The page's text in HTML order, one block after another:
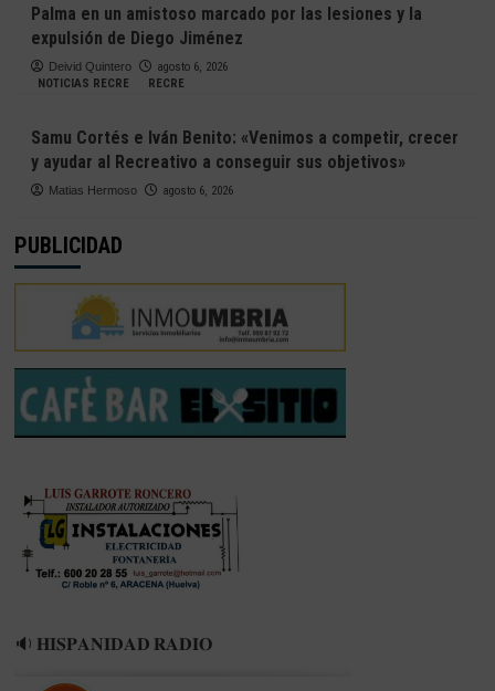
Palma en un amistoso marcado por las lesiones y la
expulsión de Diego Jiménez
Deivid Quintero
agosto 6, 2026
NOTICIAS RECRE
RECRE
Samu Cortés e Iván Benito: «Venimos a competir, crecer
y ayudar al Recreativo a conseguir sus objetivos»
Matias Hermoso agosto 6, 2026
PUBLICIDAD
🔉 𝐇𝐈𝐒𝐏𝐀𝐍𝐈𝐃𝐀𝐃 𝐑𝐀𝐃𝐈𝐎